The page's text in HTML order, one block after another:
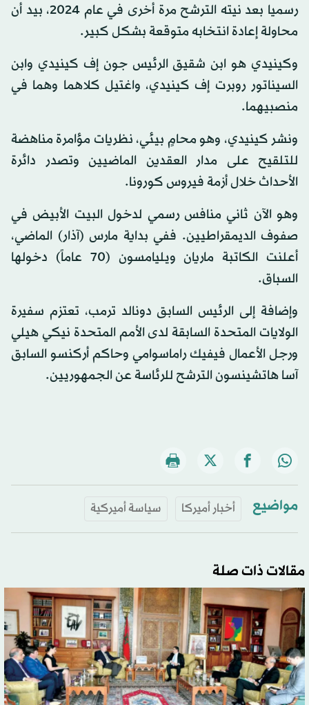
رسميا بعد نيته الترشح مرة أخرى في عام 2024، بيد أن
محاولة إعادة انتخابه متوقعة بشكل كبير.
وكينيدي هو ابن شقيق الرئيس جون إف كينيدي وابن
السيناتور روبرت إف كينيدي، واغتيل كلاهما وهما في
منصبيهما.
ونشر كينيدي، وهو محامٍ بيئي، نظريات مؤامرة مناهضة
للتلقيح على مدار العقدين الماضيين وتصدر دائرة
الأحداث خلال أزمة فيروس كورونا.
وهو الآن ثاني منافس رسمي لدخول البيت الأبيض في
صفوف الديمقراطيين. ففي بداية مارس (آذار) الماضي،
أعلنت الكاتبة ماريان ويليامسون (70 عاماً) دخولها
السباق.
وإضافة إلى الرئيس السابق دونالد ترمب، تعتزم سفيرة
الولايات المتحدة السابقة لدى الأمم المتحدة نيكي هيلي
ورجل الأعمال فيفيك راماسوامي وحاكم أركنسو السابق
آسا هاتشينسون الترشح للرئاسة عن الجمهوريين.
مواضيع أخبار أميركا سياسة أميركية
مقالات ذات صلة